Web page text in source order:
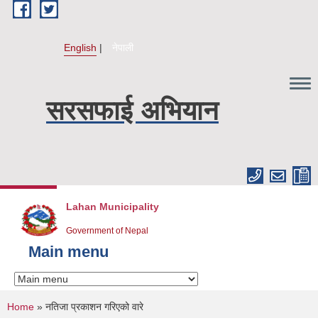
Skip to main content
English नेपाली
सरसफाई अभियान
Lahan Municipality
Government of Nepal
Main menu
You are here
Home » नतिजा प्रकाशन गरिएको वारे